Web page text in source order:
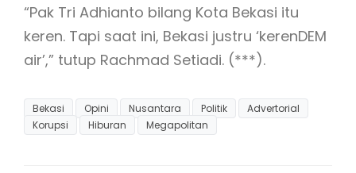
“Pak Tri Adhianto bilang Kota Bekasi itu
keren. Tapi saat ini, Bekasi justru ‘kerenDEM
air’,” tutup Rachmad Setiadi. (***).
Bekasi Opini Nusantara Politik
Advertorial
Korupsi
Hiburan Megapolitan